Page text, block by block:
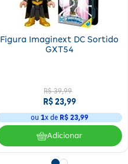
Figura Imaginext DC Sortido
GXT54
R$ 39,99
R$23,99
ou 1x de R$ 23,99
Adicionar